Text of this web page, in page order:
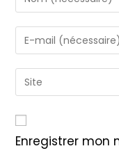
your
name
or
to
comment
Enter
your
email
address
Saisir
l’URL
votre
site
Enregistrer mon